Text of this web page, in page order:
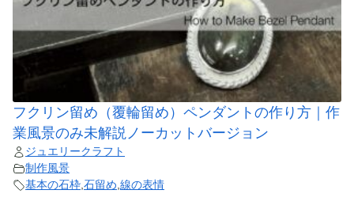
フクリン留め（覆輪留め）ペンダントの作り方｜作
業風景のみ未解説ノーカットバージョン
ジュエリークラフト
制作風景
基本の石枠 石留め 線の表情